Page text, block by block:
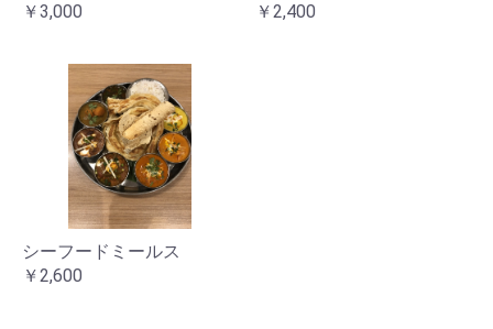
￥3,000
￥2,400
シーフードミールス
￥2,600